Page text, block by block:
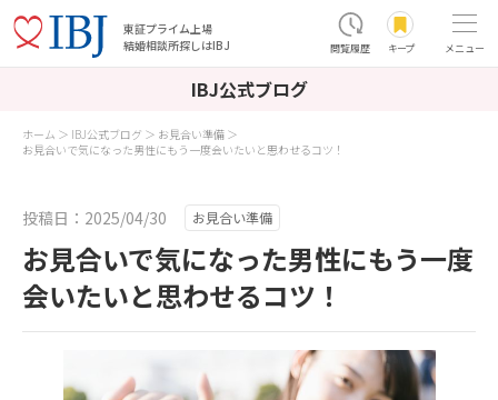
東証プライム上場
結婚相談所探しはIBJ
閲覧履歴 キープ メニュー
IBJ公式ブログ
ホーム IBJ公式ブログ
お見合い準備
お見合いで気になった男性にもう一度会いたいと思わせるコツ！
投稿日：2025/04/30 お見合い準備
お見合いで気になった男性にもう一度
会いたいと思わせるコツ！